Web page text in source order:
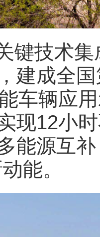
键技术
建成全
车辆应
现12小
能源互
能。